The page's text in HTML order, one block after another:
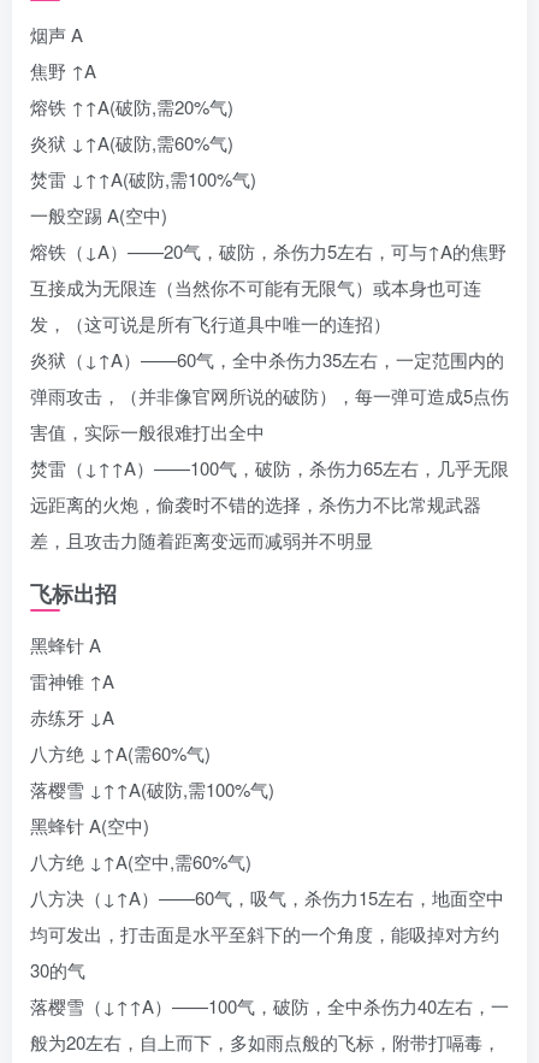
烟声 A
焦野 ↑A
熔铁 ↑↑A(破防,需20%气)
炎狱 ↓↑A(破防,需60%气)
焚雷 ↓↑↑A(破防,需100%气)
一般空踢 A(空中)
熔铁（↓A）——20气，破防，杀伤力5左右，可与↑A的焦野
互接成为无限连（当然你不可能有无限气）或本身也可连
发，（这可说是所有飞行道具中唯一的连招）
炎狱（↓↑A）——60气，全中杀伤力35左右，一定范围内的
弹雨攻击，（并非像官网所说的破防），每一弹可造成5点伤
害值，实际一般很难打出全中
焚雷（↓↑↑A）——100气，破防，杀伤力65左右，几乎无限
远距离的火炮，偷袭时不错的选择，杀伤力不比常规武器
差，且攻击力随着距离变远而减弱并不明显
飞标出招
黑蜂针 A
雷神锥 ↑A
赤练牙 ↓A
八方绝 ↓↑A(需60%气)
落樱雪 ↓↑↑A(破防,需100%气)
黑蜂针 A(空中)
八方绝 ↓↑A(空中,需60%气)
八方决（↓↑A）——60气，吸气，杀伤力15左右，地面空中
均可发出，打击面是水平至斜下的一个角度，能吸掉对方约
30的气
落樱雪（↓↑↑A）——100气，破防，全中杀伤力40左右，一
般为20左右，自上而下，多如雨点般的飞标，附带打嗝毒，